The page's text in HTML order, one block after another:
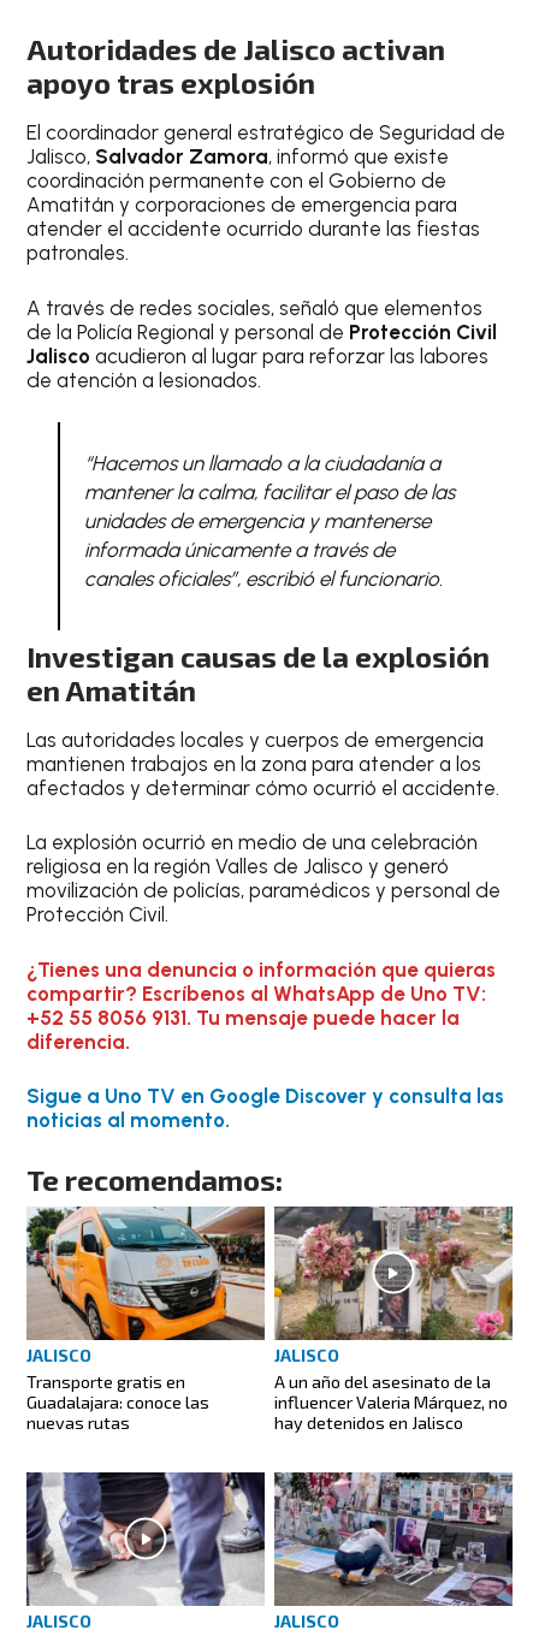
Autoridades de Jalisco activan
apoyo tras explosión
El coordinador general estratégico de Seguridad de
Jalisco, Salvador Zamora, informó que existe
coordinación permanente con el Gobierno de
Amatitán y corporaciones de emergencia para
atender el accidente ocurrido durante las fiestas
patronales.
A través de redes sociales, señaló que elementos
de la Policía Regional y personal de Protección Civil
Jalisco acudieron al lugar para reforzar las labores
de atención a lesionados.
“Hacemos un llamado a la ciudadanía a
mantener la calma, facilitar el paso de las
unidades de emergencia y mantenerse
informada únicamente a través de
canales oficiales”, escribió el funcionario.
Investigan causas de la explosión
en Amatitán
Las autoridades locales y cuerpos de emergencia
mantienen trabajos en la zona para atender a los
afectados y determinar cómo ocurrió el accidente.
La explosión ocurrió en medio de una celebración
religiosa en la región Valles de Jalisco y generó
movilización de policías, paramédicos y personal de
Protección Civil.
¿Tienes una denuncia o información que quieras
compartir? Escríbenos al WhatsApp de Uno TV:
+52 55 8056 9131. Tu mensaje puede hacer la
diferencia.
Sigue a Uno TV en Google Discover y consulta las
noticias al momento.
Te recomendamos:
JALISCO
Transporte gratis en
Guadalajara: conoce las
nuevas rutas
JALISCO
A un año del asesinato de la
influencer Valeria Márquez, no
hay detenidos en Jalisco
JALISCO
JALISCO